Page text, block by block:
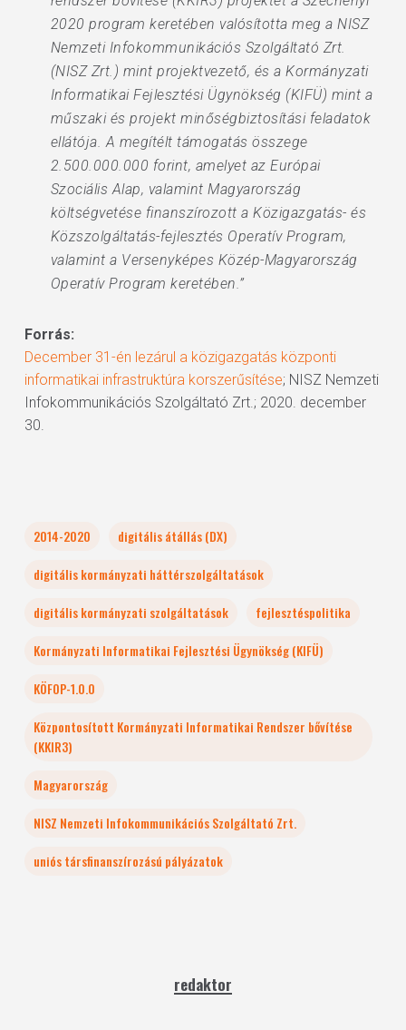
2020 program keretében valósította meg a NISZ
Nemzeti Infokommunikációs Szolgáltató Zrt.
(NISZ Zrt.) mint projektvezető, és a Kormányzati
Informatikai Fejlesztési Ügynökség (KIFÜ) mint a
műszaki és projekt minőségbiztosítási feladatok
ellátója. A megítélt támogatás összege
2.500.000.000 forint, amelyet az Európai
Szociális Alap, valamint Magyarország
költségvetése finanszírozott a Közigazgatás- és
Közszolgáltatás-fejlesztés Operatív Program,
valamint a Versenyképes Közép-Magyarország
Operatív Program keretében.”
Forrás:
December 31-én lezárul a közigazgatás központi
informatikai infrastruktúra korszerűsítése; NISZ Nemzeti
Infokommunikációs Szolgáltató Zrt.; 2020. december
30.
2014-2020
digitális átállás (DX)
digitális kormányzati háttérszolgáltatások
digitális kormányzati szolgáltatások
fejlesztéspolitika
Kormányzati Informatikai Fejlesztési Ügynökség (KIFÜ)
KÖFOP-1.0.0
Központosított Kormányzati Informatikai Rendszer bővítése
(KKIR3)
Magyarország
NISZ Nemzeti Infokommunikációs Szolgáltató Zrt.
uniós társfinanszírozású pályázatok
redaktor